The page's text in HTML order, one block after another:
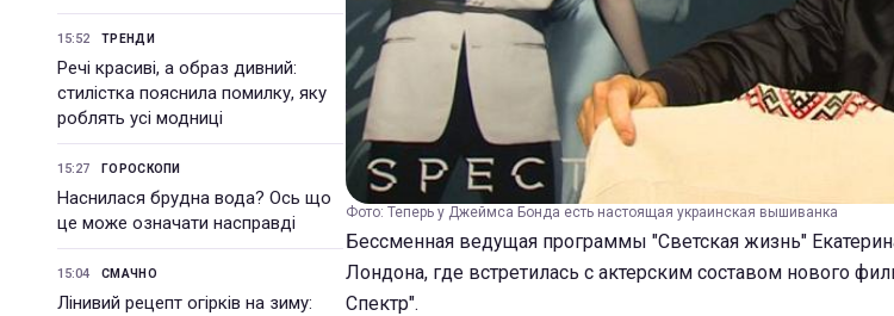
15:52 ТРЕНДИ
Речі красиві, а образ дивний:
стилістка пояснила помилку, яку
роблять усі модниці
15:27 ГОРОСКОПИ
Наснилася брудна вода? Ось що
це може означати насправді
15:04 СМАЧНО
Лінивий рецепт огірків на зиму:
Фото: Теперь у Джеймса Бонда есть настоящая украинская вышиванка
Бессменная ведущая программы "Светская жизнь"
Лондона, где встретилась с актерским составом нового
Спектр".